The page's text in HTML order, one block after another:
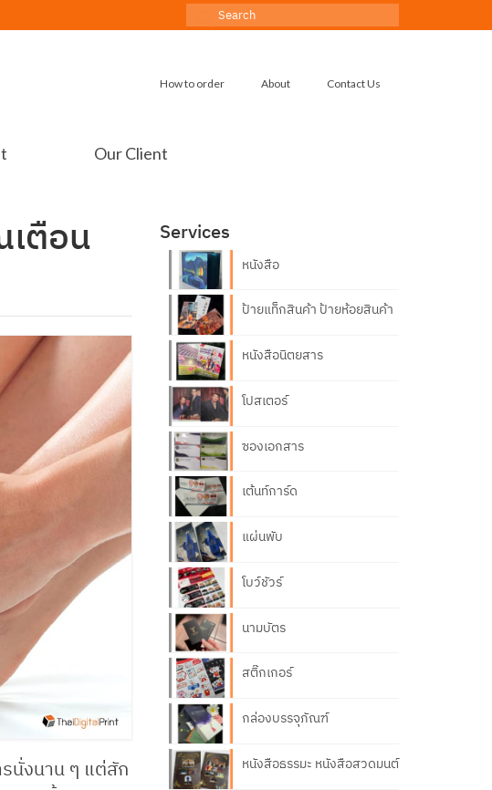
Search
How to order About Contact Us
Our Client
เตือน
นั่งนาน ๆ แต่สัก
Services
หนังสือ
ป้ายแท็กสินค้า ป้ายห้อยสินค้า
หนังสือนิตยสาร
โปสเตอร์
ซองเอกสาร
เต้นท์การ์ด
แผ่นพับ
โบว์ชัวร์
นามบัตร
สติ๊กเกอร์
กล่องบรรจุภัณฑ์
หนังสือธรรมะ หนังสือสวดมนต์